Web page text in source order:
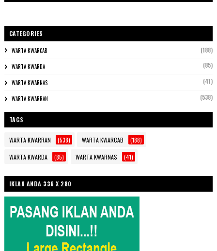
CATEGORIES
WARTA KWARCAB (188)
WARTA KWARDA (85)
WARTA KWARNAS (41)
WARTA KWARRAN (538)
TAGS
WARTA KWARRAN (538) WARTA KWARCAB (188)
WARTA KWARDA (85) WARTA KWARNAS (41)
IKLAN ANDA 336 X 280